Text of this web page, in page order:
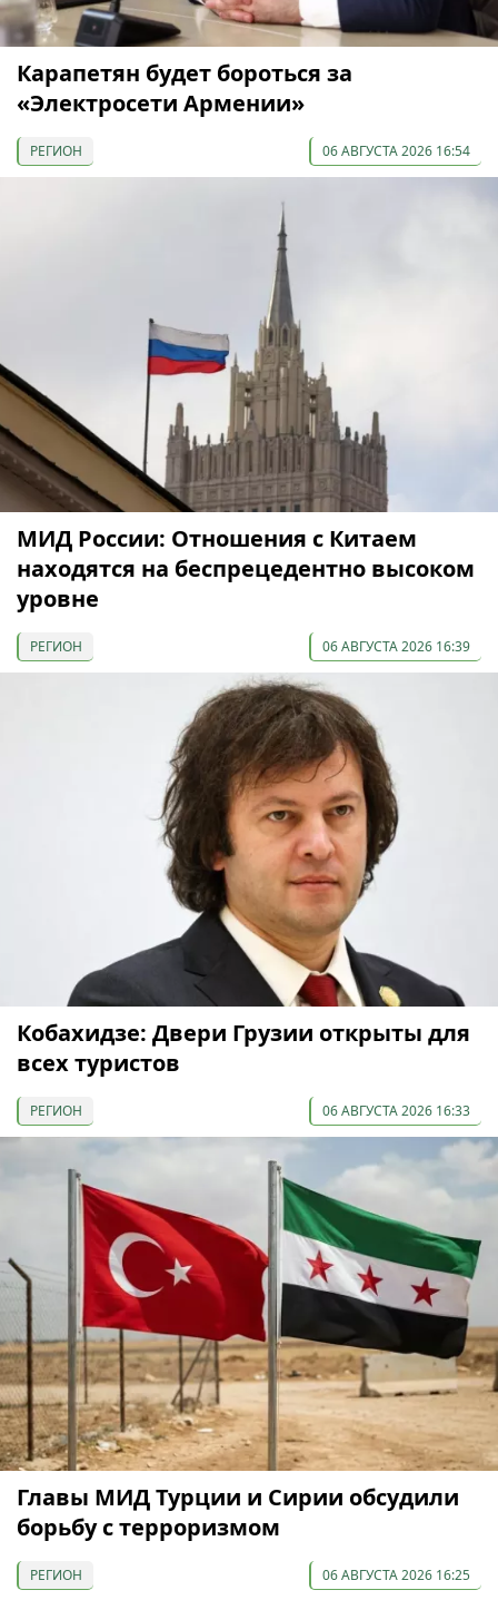
Карапетян будет бороться за
«Электросети Армении»
РЕГИОН 06 АВГУСТА 2026 16:54
МИД России: Отношения с Китаем
находятся на беспрецедентно высоком
уровне
РЕГИОН 06 АВГУСТА 2026 16:39
Кобахидзе: Двери Грузии открыты для
всех туристов
РЕГИОН 06 АВГУСТА 2026 16:33
Главы МИД Турции и Сирии обсудили
борьбу с терроризмом
РЕГИОН 06 АВГУСТА 2026 16:25